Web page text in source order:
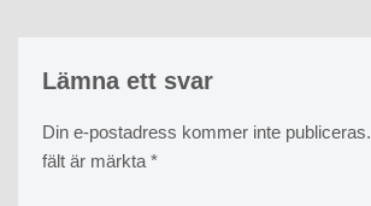
Lämna ett svar
Din e-postadress kommer inte publiceras.
fält är märkta *